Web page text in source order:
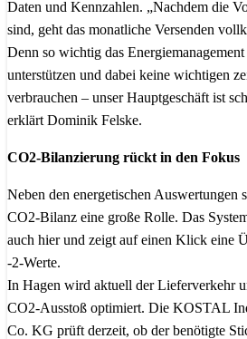
Daten und Kennzahlen. „Nachdem die
sind, geht das monatliche Versenden
Denn so wichtig das
unterstützen und dabei keine wichtigen
verbrauchen – unser Hauptgeschäft ist
erklärt Dominik Felske.
CO2-Bilanzierung rückt in den Fokus
Neben den energetischen
CO2-Bilanz eine große Rolle. Das
auch hier und zeigt auf einen Klick eine
-2-Werte.
In Hagen wird aktuell der Lieferverkehr
CO2-Ausstoß optimiert. Die KOSTAL
Co. KG prüft derzeit, ob der benötigte